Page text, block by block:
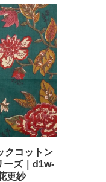
クコットン
ーズ｜d1w-
更紗